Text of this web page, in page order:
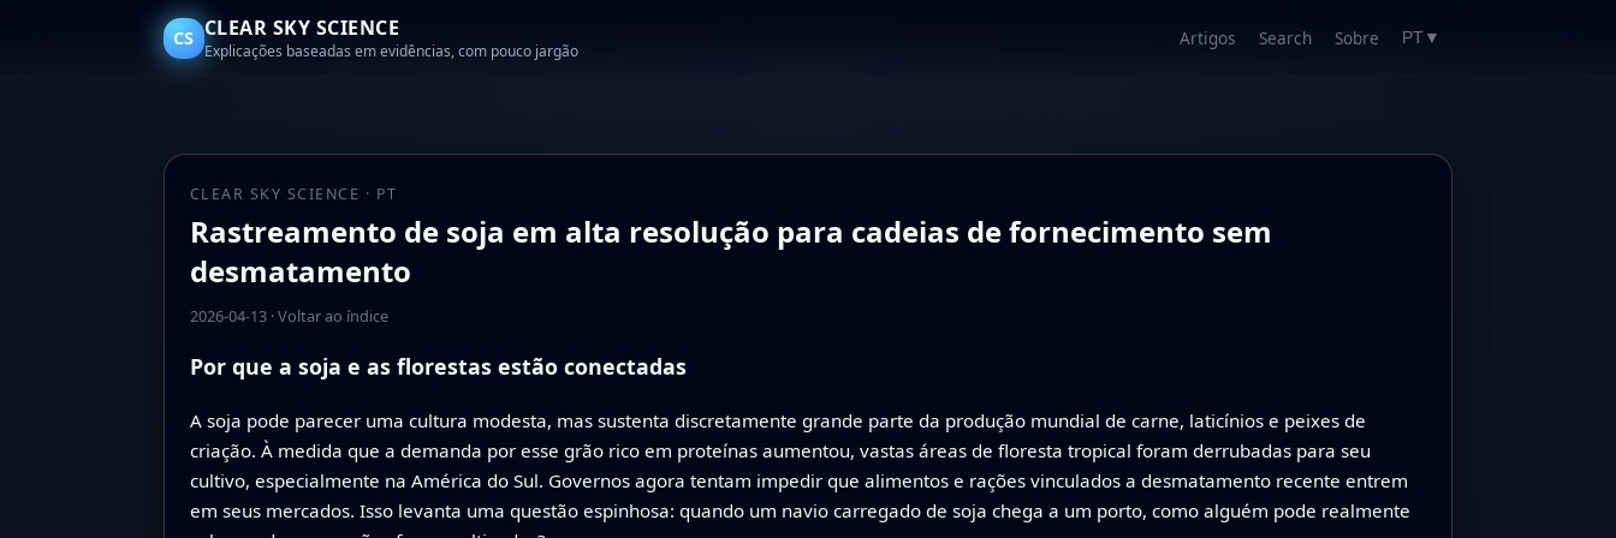
CS CLEAR SKY SCIENCE
Explicações baseadas em evidências, com pouco jargão
Artigos Search Sobre PT ▼
CLEAR SKY SCIENCE · PT
Rastreamento de soja em alta resolução para cadeias de fornecimento sem
desmatamento
2026-04-13·Voltar ao índice
Por que a soja e as florestas estão conectadas
A soja pode parecer uma cultura modesta, mas sustenta discretamente grande parte da produção mundial de carne, laticínios e peixes de
criação. À medida que a demanda por esse grão rico em proteínas aumentou, vastas áreas de floresta tropical foram derrubadas para seu
cultivo, especialmente na América do Sul. Governos agora tentam impedir que alimentos e rações vinculados a desmatamento recente entrem
em seus mercados. Isso levanta uma questão espinhosa: quando um navio carregado de soja chega a um porto, como alguém pode realmente